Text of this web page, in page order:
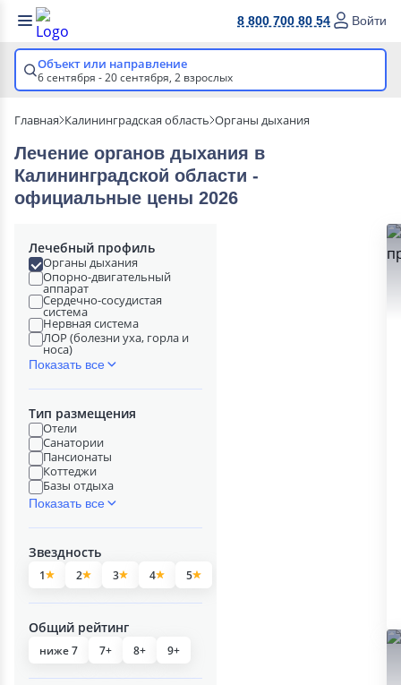
8 800 700 80 54 Войти
Объект или направление
6 сентября - 20 сентября, 2 взрослых
Главная Калининградская область Органы дыхания
Лечение органов дыхания в
Калининградской области -
официальные цены 2026
Лечебный профиль
Органы дыхания
Опорно-двигательный
аппарат
Сердечно-сосудистая
система
Нервная система
ЛОР (болезни уха, горла и
носа)
Показать все
Тип размещения
Отели
Санатории
Пансионаты
Коттеджи
Базы отдыха
Показать все
Звездность
1 2 3 4 5
Общий рейтинг
ниже 7 7+ 8+ 9+